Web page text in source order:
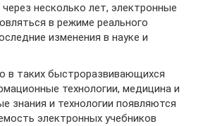
несколько лет, электронные
в режиме реального
изменения в науке и
в таких быстроразвивающихся
технологии, медицина и
знания и технологии появляются
электронных учебников